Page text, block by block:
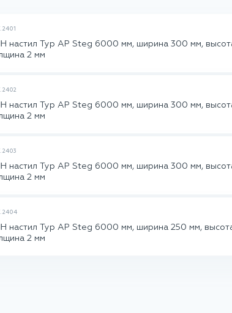
2401
настил Typ AP Steg 6000 мм, ширина 300 мм,
2 мм
2402
настил Typ AP Steg 6000 мм, ширина 300 мм,
2 мм
2403
настил Typ AP Steg 6000 мм, ширина 300 мм,
2 мм
2404
настил Typ AP Steg 6000 мм, ширина 250 мм,
2 мм